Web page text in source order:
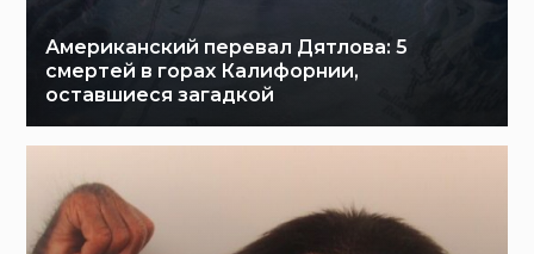
Американский перевал Дятлова: 5
смертей в горах Калифорнии,
оставшиеся загадкой